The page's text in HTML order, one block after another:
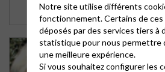
Notre site utilise différents
fonctionnement. Certains de
déposés par des services tiers à
statistique pour nous permettre
une meilleure expérience.
Si vous souhaitez configurer les